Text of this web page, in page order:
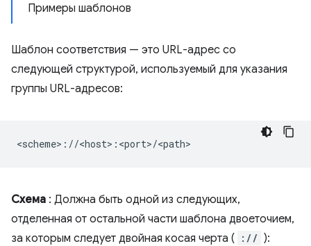
Примеры шаблонов
Шаблон соответствия — это URL-адрес со
следующей структурой, используемый для указания
группы URL-адресов:
Схема : Должна быть одной из следующих,
отделенная от остальной части шаблона двоеточием,
за которым следует двойная косая черта (
:// ):